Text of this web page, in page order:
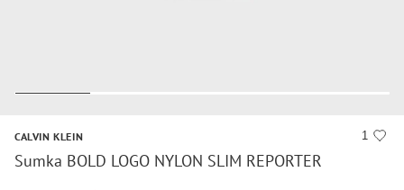
1
CALVIN KLEIN
Sumka BOLD LOGO NYLON SLIM REPORTER